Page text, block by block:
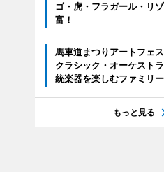
ゴ・虎・フラガール・リ
富！
馬車道まつりアートフェ
クラシック・オーケスト
統楽器を楽しむファミリ
もっと見る